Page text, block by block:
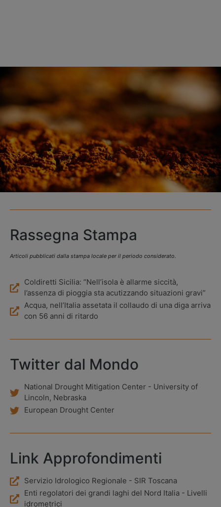
Rassegna Stampa
Articoli pubblicati dalla stampa locale per il periodo considerato.
Coldiretti Sicilia: “Nell’isola è allarme siccità,
l’assenza di pioggia sta acutizzando situazioni gravi”
Acqua, nell’Italia assetata il collaudo di una diga arriva
con 56 anni di ritardo
Twitter dal Mondo
National Drought Mitigation Center - University of
Lincoln, Nebraska
European Drought Center
Link Approfondimenti
Servizio Idrologico Regionale - SIR Toscana
Enti regolatori dei grandi laghi del Nord Italia - Livelli
idrometrici